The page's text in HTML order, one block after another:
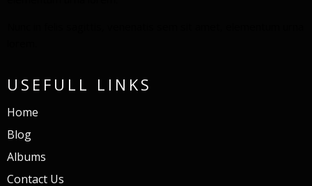
USEFULL LINKS
Home
Blog
Albums
Contact Us